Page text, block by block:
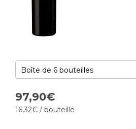
97,90€
16,32€ / bouteille